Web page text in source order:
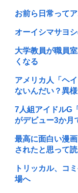
お前ら日常って
オーイシマサヨ
大学教員が職員
くなる
アメリカ人「ヘ
ないんだい？異様
7人組アイドルG
がデビュー3か月
最高に面白い漫
されたと思って
トリッカル、コ
場へ